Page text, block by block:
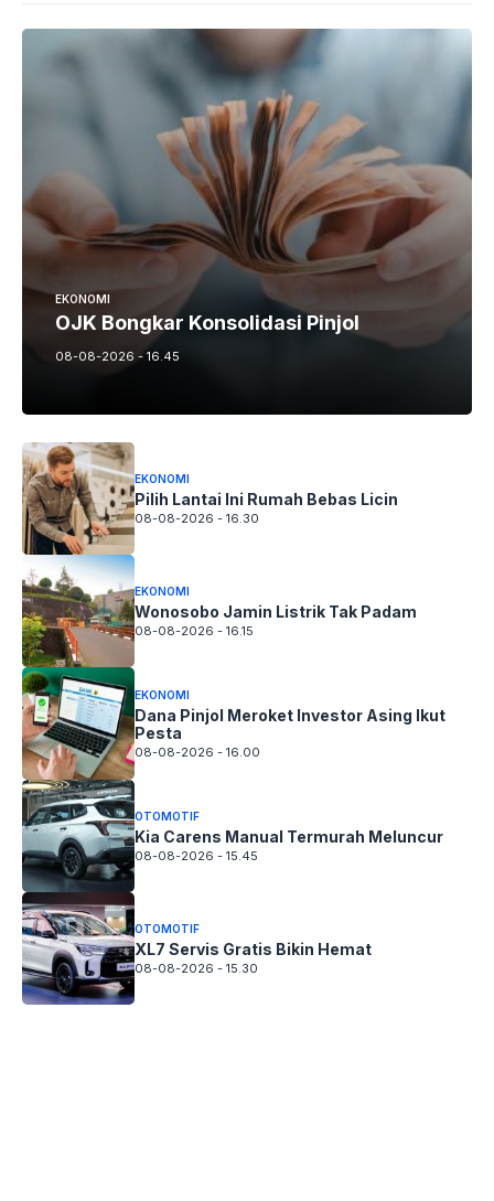
EKONOMI
OJK Bongkar Konsolidasi Pinjol
08-08-2026 - 16.45
EKONOMI
Pilih Lantai Ini Rumah Bebas Licin
08-08-2026 - 16.30
EKONOMI
Wonosobo Jamin Listrik Tak Padam
08-08-2026 - 16.15
EKONOMI
Dana Pinjol Meroket Investor Asing Ikut
Pesta
08-08-2026 - 16.00
OTOMOTIF
Kia Carens Manual Termurah Meluncur
08-08-2026 - 15.45
OTOMOTIF
XL7 Servis Gratis Bikin Hemat
08-08-2026 - 15.30